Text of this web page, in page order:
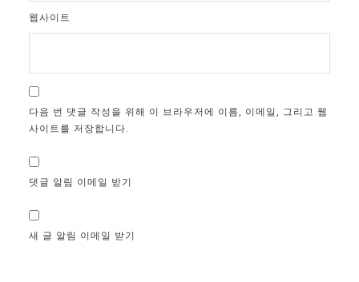
웹사이트
다음 번 댓글 작성을 위해 이 브라우저에 이름, 이메일, 그리고 웹
사이트를 저장합니다.
댓글 알림 이메일 받기
새 글 알림 이메일 받기